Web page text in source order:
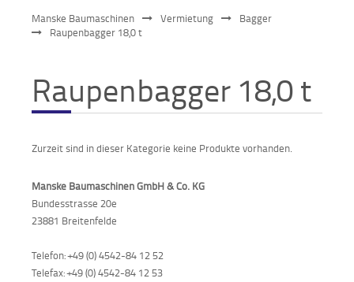
Kommunaltechnik
Sonstiges
Radlader
Stromerzeuger
Manske Baumaschinen Vermietung
Bagger
Raupenbagger 18,0 t
Raupenbagger 18,0 t
Zurzeit sind in dieser Kategorie keine Produkte vorhanden.
Manske Baumaschinen GmbH & Co. KG
Bundesstrasse 20e
23881 Breitenfelde
Telefon: +49 (0) 4542-84 12 52
Telefax: +49 (0) 4542-84 12 53